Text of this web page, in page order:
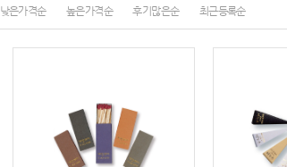
낮은가격순 높은가격순 후기많은순 최근등록순